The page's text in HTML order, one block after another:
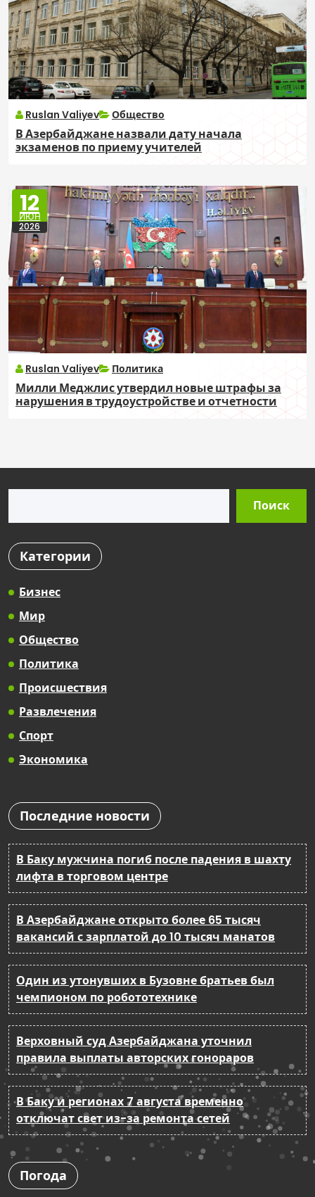
Ruslan Valiyev Общество
В Азербайджане назвали дату начала
экзаменов по приему учителей
12
ИЮН
2026
Ruslan Valiyev Политика
Милли Меджлис утвердил новые штрафы за
нарушения в трудоустройстве и отчетности
Поиск
Категории
Бизнес
Мир
Общество
Политика
Происшествия
Развлечения
Спорт
Экономика
Последние новости
В Баку мужчина погиб после падения в шахту
лифта в торговом центре
В Азербайджане открыто более 65 тысяч
вакансий с зарплатой до 10 тысяч манатов
Один из утонувших в Бузовне братьев был
чемпионом по робототехнике
Верховный суд Азербайджана уточнил
правила выплаты авторских гонораров
В Баку и регионах 7 августа временно
отключат свет из-за ремонта сетей
Погода